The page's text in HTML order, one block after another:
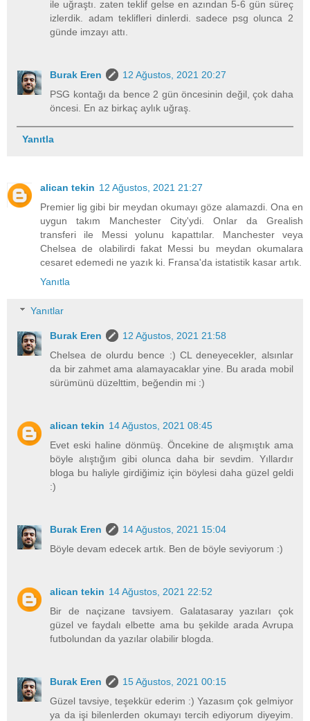
ile uğraştı. zaten teklif gelse en azından 5-6 gün süreç
izlerdik. adam teklifleri dinlerdi. sadece psg olunca 2
günde imzayı attı.
Burak Eren
12 Ağustos, 2021 20:27
PSG kontağı da bence 2 gün öncesinin değil, çok daha
öncesi. En az birkaç aylık uğraş.
Yanıtla
alican tekin 12 Ağustos, 2021 21:27
Premier lig gibi bir meydan okumayı göze alamazdi. Ona en
uygun takım Manchester City'ydi. Onlar da Grealish
transferi ile Messi yolunu kapattılar. Manchester veya
Chelsea de olabilirdi fakat Messi bu meydan okumalara
cesaret edemedi ne yazık ki. Fransa'da istatistik kasar artık.
Yanıtla
Yanıtlar
Burak Eren
12 Ağustos, 2021 21:58
Chelsea de olurdu bence :) CL deneyecekler, alsınlar
da bir zahmet ama alamayacaklar yine. Bu arada mobil
sürümünü düzelttim, beğendin mi :)
alican tekin 14 Ağustos, 2021 08:45
Evet eski haline dönmüş. Öncekine de alışmıştık ama
böyle alıştığım gibi olunca daha bir sevdim. Yıllardır
bloga bu haliyle girdiğimiz için böylesi daha güzel geldi
:)
Burak Eren
14 Ağustos, 2021 15:04
Böyle devam edecek artık. Ben de böyle seviyorum :)
alican tekin 14 Ağustos, 2021 22:52
Bir de naçizane tavsiyem. Galatasaray yazıları çok
güzel ve faydalı elbette ama bu şekilde arada Avrupa
futbolundan da yazılar olabilir blogda.
Burak Eren
15 Ağustos, 2021 00:15
Güzel tavsiye, teşekkür ederim :) Yazasım çok gelmiyor
ya da işi bilenlerden okumayı tercih ediyorum diyeyim.